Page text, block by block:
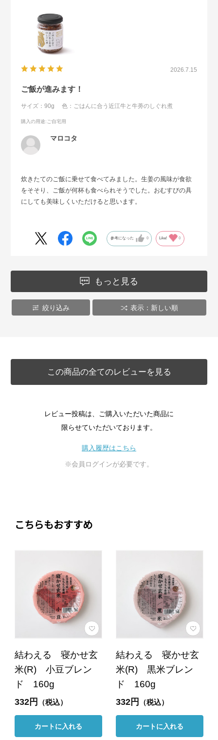
2026.7.15
ご飯が進みます！
サイズ：90g 色：ごはんに合う近江牛と牛蒡のしぐれ煮
購入の用途:ご自宅用
マロコタ
炊きたてのご飯に乗せて食べてみました。生姜の風味が食欲
をそそり、ご飯が何杯も食べられそうでした。おむすびの具
にしても美味しくいただけると思います。
参考になった 0 Like! 0
もっと見る
絞り込み 表示：新しい順
この商品の全てのレビューを見る
レビュー投稿は、ご購入いただいた商品に
限らせていただいております。
購入履歴はこちら
※会員ログインが必要です。
こちらもおすすめ
結わえる 寝かせ玄
米(R) 小豆ブレン
ド 160g
332円 （税込）
カートに入れる
結わえる 寝かせ玄
米(R) 黒米ブレン
ド 160g
332円 （税込）
カートに入れる